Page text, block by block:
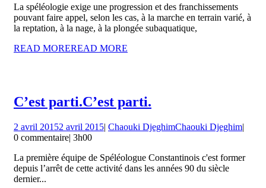
La spéléologie exige une progression et des franchissements
pouvant faire appel, selon les cas, à la marche en terrain varié, à
la reptation, à la nage, à la plongée subaquatique,
READ MOREREAD MORE
C’est parti.C’est parti.
2 avril 20152 avril 2015| Chaouki DjeghimChaouki Djeghim|
0 commentaire| 3h00
La première équipe de Spéléologue Constantinois c'est former
depuis l’arrêt de cette activité dans les années 90 du siècle
dernier...